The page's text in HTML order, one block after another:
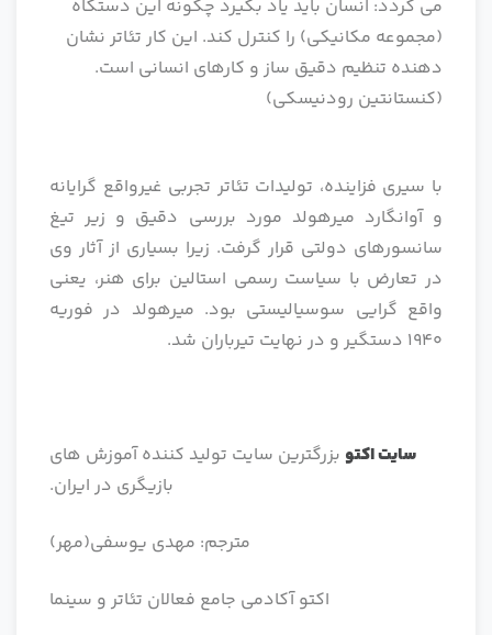
می گردد: انسان باید یاد بگیرد چگونه این دستگاه
(مجموعه مکانیکی) را کنترل کند. این کار تئاتر نشان
دهنده تنظیم دقیق ساز و کارهای انسانی است.
(کنستانتین رودنیسکی)
با سیری فزاینده، تولیدات تئاتر تجربی غیرواقع گرایانه
و آوانگارد میرهولد مورد بررسی دقیق و زیر تیغ
سانسورهای دولتی قرار گرفت. زیرا بسیاری از آثار وی
در تعارض با سیاست رسمی استالین برای هنر، یعنی
واقع گرایی سوسیالیستی بود. میرهولد در فوریه
1940 دستگیر و در نهایت تیرباران شد.
سایت اکتو بزرگترین سایت تولید کننده آموزش های
بازیگری در ایران.
مترجم: مهدی یوسفی(مهر)
اکتو آکادمی جامع فعالان تئاتر و سینما